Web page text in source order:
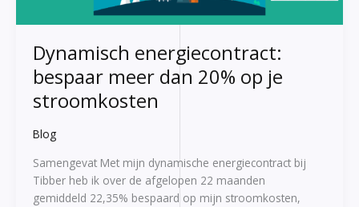
Dynamisch energiecontract:
bespaar meer dan 20% op je
stroomkosten
Blog
Samengevat Met mijn dynamische energiecontract bij
Tibber heb ik over de afgelopen 22 maanden
gemiddeld 22,35% bespaard op mijn stroomkosten,
stroomkosten